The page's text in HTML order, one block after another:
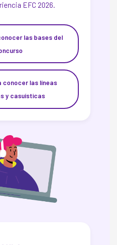
EFC 2026.
las bases del
conocer las líneas
y casuísticas